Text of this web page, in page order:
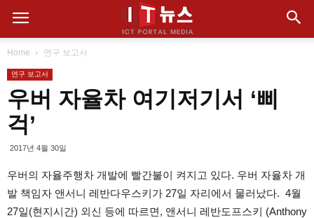
Home 연구 보고서
연구 보고서
우버 자율차 여기저기서 ‘삐
걱’
2017년 4월 30일
우버의 자율주행차 개발에 빨간불이 켜지고 있다. 우버 자율차 개
발 책임자 앤서니 레반다우스키가 27일 자리에서 물러났다. 4월
27일(현지시간) 외신 등에 따르면, 앤서니 레반도프스키 (Anthony